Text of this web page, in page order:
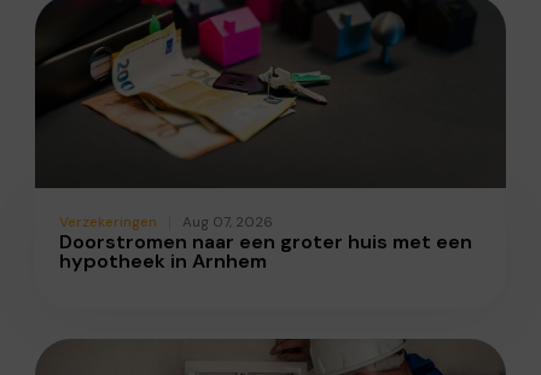
Verzekeringen Aug 07, 2026
Doorstromen naar een groter huis met een
hypotheek in Arnhem